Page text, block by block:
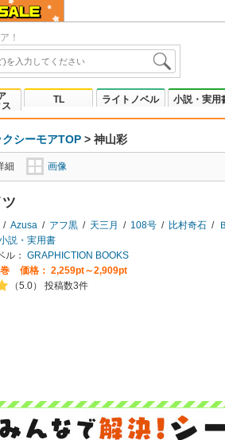
！
TL ライトノベル 小説・実用
シーモアTOP > 神山彩
細 画像
/ Azusa / アフ黒 / 天三月 / 108号 / 比村奇石 /
説・実用書
ル： GRAPHICTION BOOKS
価格： 2,259pt～2,909pt
（5.0） 投稿数3件